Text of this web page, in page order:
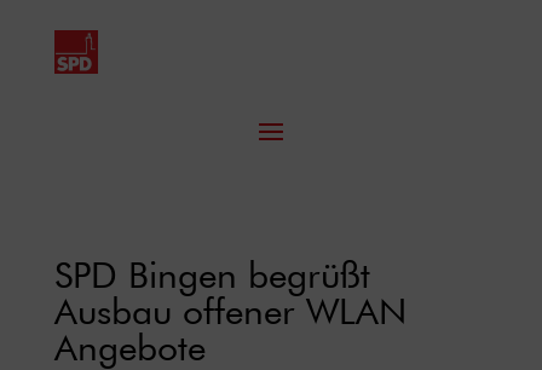
SPD Bingen begrüßt
Ausbau offener WLAN
Angebote